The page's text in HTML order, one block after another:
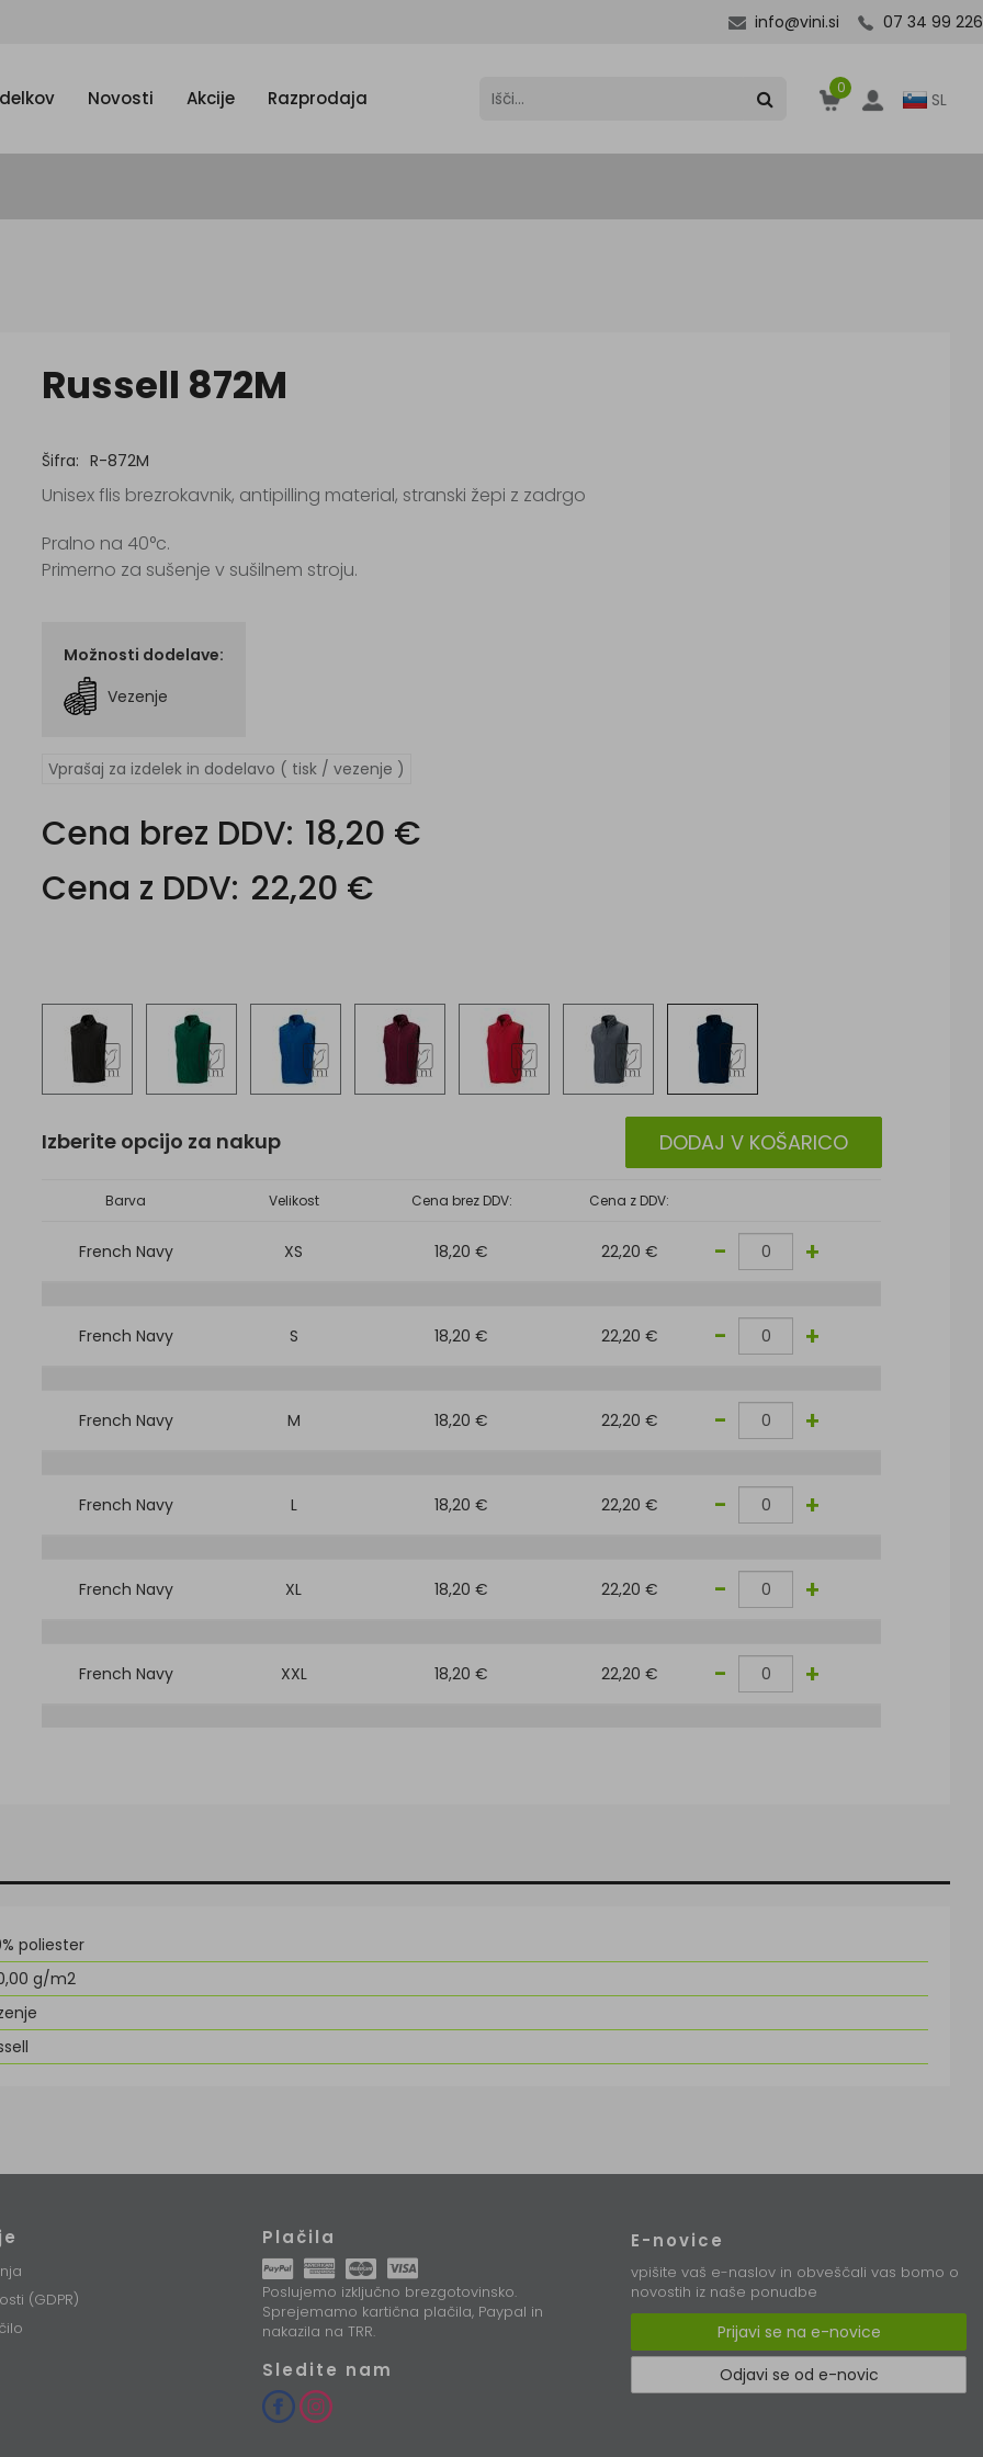
info@vini.si 07 34 99 226
Novosti Akcije Razprodaja 0
SL
Russell 872M
Šifra: R-872M
Unisex flis brezrokavnik, antipilling material, stranski žepi z zadrgo
Pralno na 40°c.
Primerno za sušenje v sušilnem stroju.
Možnosti dodelave:
Vezenje
Vprašaj za izdelek in dodelavo ( tisk / vezenje )
Cena brez DDV: 18,20 €
Cena z DDV: 22,20 €
Izberite opcijo za nakup DODAJ V KOŠARICO
Barva Velikost Cena brez DDV: Cena z DDV:
French Navy XS 18,20 € 22,20 € - +
French Navy S 18,20 € 22,20 € - +
French Navy M 18,20 € 22,20 € - +
French Navy L 18,20 € 22,20 € - +
French Navy XL 18,20 € 22,20 € - +
French Navy XXL 18,20 € 22,20 € - +
poliester
g/m2
(GDPR)
Plačila
Poslujemo izključno brezgotovinsko.
Sprejemamo kartična plačila, Paypal in
nakazila na TRR.
Sledite nam
E-novice
vpišite vaš e-naslov in obveščali vas bomo o
novostih iz naše ponudbe
Prijavi se na e-novice
Odjavi se od e-novic